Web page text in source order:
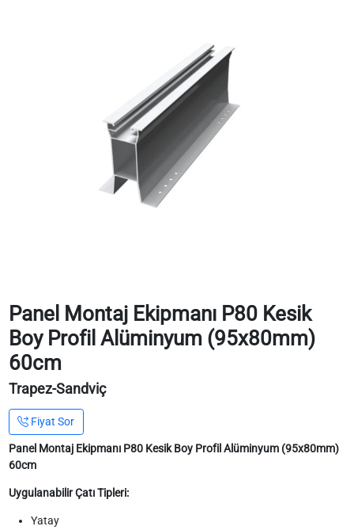
Panel Montaj Ekipmanı P80 Kesik
Boy Profil Alüminyum (95x80mm)
60cm
Trapez-Sandviç
Fiyat Sor
Panel Montaj Ekipmanı P80 Kesik Boy Profil Alüminyum (95x80mm)
60cm
Uygulanabilir Çatı Tipleri:
Yatay